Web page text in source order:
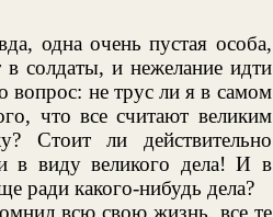
одна очень пустая особа,
солдаты, и нежелание идти
вопрос: не трус ли я в самом
что все считают великим
Стоит ли действительно
в виду великого дела! И в
ради какого-нибудь дела?
всю свою жизнь, все те